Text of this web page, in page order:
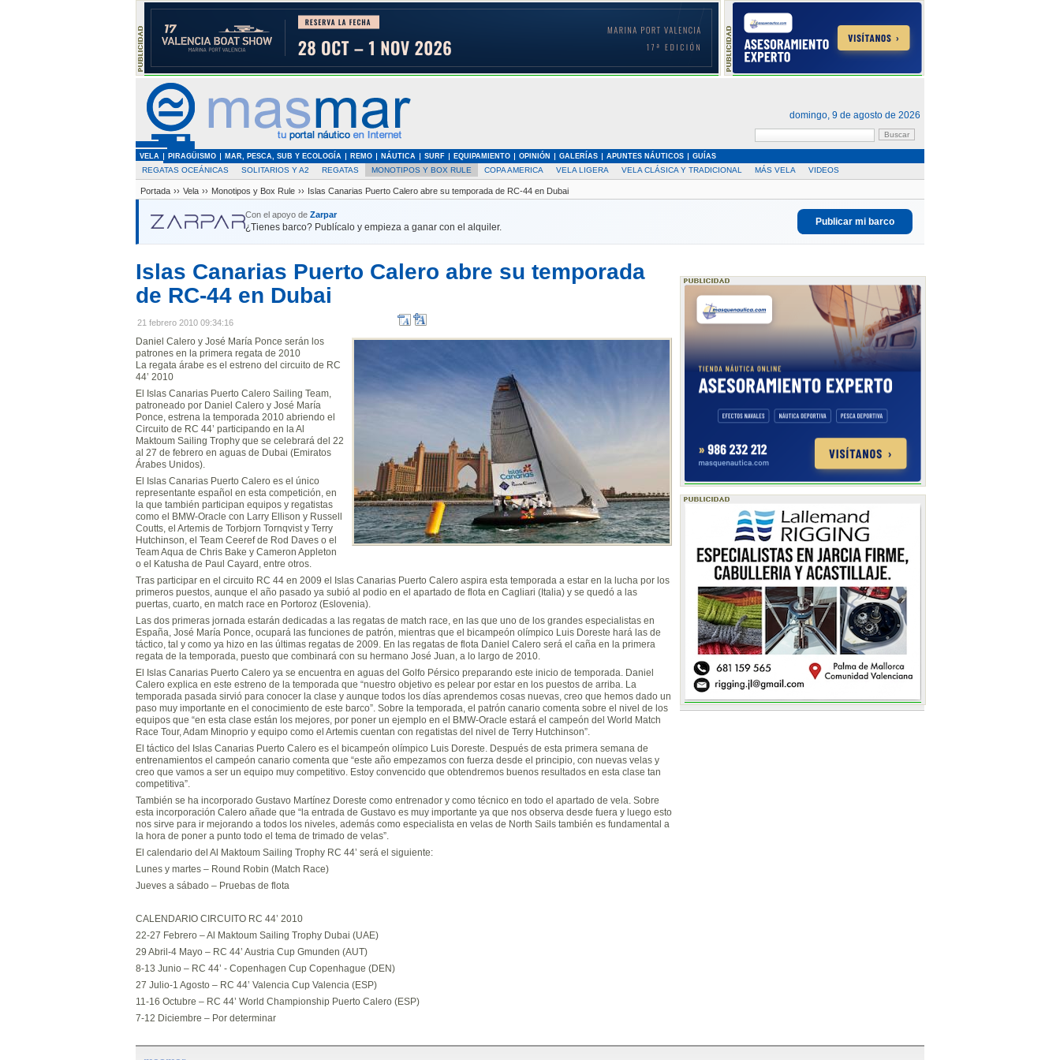
domingo, 9 de agosto de 2026
VELA PIRAGÜISMO MAR, PESCA, SUB Y ECOLOGÍA REMO NÁUTICA SURF EQUIPAMIENTO OPINIÓN GALERÍAS APUNTES NÁUTICOS GUÍAS
REGATAS OCEÁNICAS SOLITARIOS Y A2 REGATAS MONOTIPOS Y BOX RULE COPA AMERICA VELA LIGERA VELA CLÁSICA Y TRADICIONAL MÁS VELA VIDEOS
Portada ›› Vela ›› Monotipos y Box Rule ›› Islas Canarias Puerto Calero abre su temporada de RC-44 en Dubai
Con el apoyo de Zarpar
¿Tienes barco? Publícalo y empieza a ganar con el alquiler.
Publicar mi barco
Islas Canarias Puerto Calero abre su temporada
de RC-44 en Dubai
21 febrero 2010 09:34:16
Daniel Calero y José María Ponce serán los
patrones en la primera regata de 2010
La regata árabe es el estreno del circuito de RC
44’ 2010
El Islas Canarias Puerto Calero Sailing Team,
patroneado por Daniel Calero y José María
Ponce, estrena la temporada 2010 abriendo el
Circuito de RC 44’ participando en la Al
Maktoum Sailing Trophy que se celebrará del 22
al 27 de febrero en aguas de Dubai (Emiratos
Árabes Unidos).
El Islas Canarias Puerto Calero es el único
representante español en esta competición, en
la que también participan equipos y regatistas
como el BMW-Oracle con Larry Ellison y Russell
Coutts, el Artemis de Torbjorn Tornqvist y Terry
Hutchinson, el Team Ceeref de Rod Daves o el
Team Aqua de Chris Bake y Cameron Appleton
o el Katusha de Paul Cayard, entre otros.
Tras participar en el circuito RC 44 en 2009 el Islas Canarias Puerto Calero aspira esta temporada a estar en la lucha por los
primeros puestos, aunque el año pasado ya subió al podio en el apartado de flota en Cagliari (Italia) y se quedó a las
puertas, cuarto, en match race en Portoroz (Eslovenia).
Las dos primeras jornada estarán dedicadas a las regatas de match race, en las que uno de los grandes especialistas en
España, José María Ponce, ocupará las funciones de patrón, mientras que el bicampeón olímpico Luis Doreste hará las de
táctico, tal y como ya hizo en las últimas regatas de 2009. En las regatas de flota Daniel Calero será el caña en la primera
regata de la temporada, puesto que combinará con su hermano José Juan, a lo largo de 2010.
El Islas Canarias Puerto Calero ya se encuentra en aguas del Golfo Pérsico preparando este inicio de temporada. Daniel
Calero explica en este estreno de la temporada que “nuestro objetivo es pelear por estar en los puestos de arriba. La
temporada pasada sirvió para conocer la clase y aunque todos los días aprendemos cosas nuevas, creo que hemos dado un
paso muy importante en el conocimiento de este barco”. Sobre la temporada, el patrón canario comenta sobre el nivel de los
equipos que “en esta clase están los mejores, por poner un ejemplo en el BMW-Oracle estará el campeón del World Match
Race Tour, Adam Minoprio y equipo como el Artemis cuentan con regatistas del nivel de Terry Hutchinson”.
El táctico del Islas Canarias Puerto Calero es el bicampeón olímpico Luis Doreste. Después de esta primera semana de
entrenamientos el campeón canario comenta que “este año empezamos con fuerza desde el principio, con nuevas velas y
creo que vamos a ser un equipo muy competitivo. Estoy convencido que obtendremos buenos resultados en esta clase tan
competitiva”.
También se ha incorporado Gustavo Martínez Doreste como entrenador y como técnico en todo el apartado de vela. Sobre
esta incorporación Calero añade que “la entrada de Gustavo es muy importante ya que nos observa desde fuera y luego esto
nos sirve para ir mejorando a todos los niveles, además como especialista en velas de North Sails también es fundamental a
la hora de poner a punto todo el tema de trimado de velas”.
El calendario del Al Maktoum Sailing Trophy RC 44’ será el siguiente:
Lunes y martes – Round Robin (Match Race)
Jueves a sábado – Pruebas de flota
CALENDARIO CIRCUITO RC 44’ 2010
22-27 Febrero – Al Maktoum Sailing Trophy Dubai (UAE)
29 Abril-4 Mayo – RC 44’ Austria Cup Gmunden (AUT)
8-13 Junio – RC 44’ - Copenhagen Cup Copenhague (DEN)
27 Julio-1 Agosto – RC 44’ Valencia Cup Valencia (ESP)
11-16 Octubre – RC 44’ World Championship Puerto Calero (ESP)
7-12 Diciembre – Por determinar